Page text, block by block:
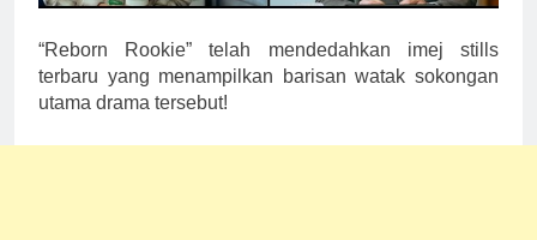
“Reborn Rookie” telah mendedahkan imej stills
terbaru yang menampilkan barisan watak sokongan
utama drama tersebut!